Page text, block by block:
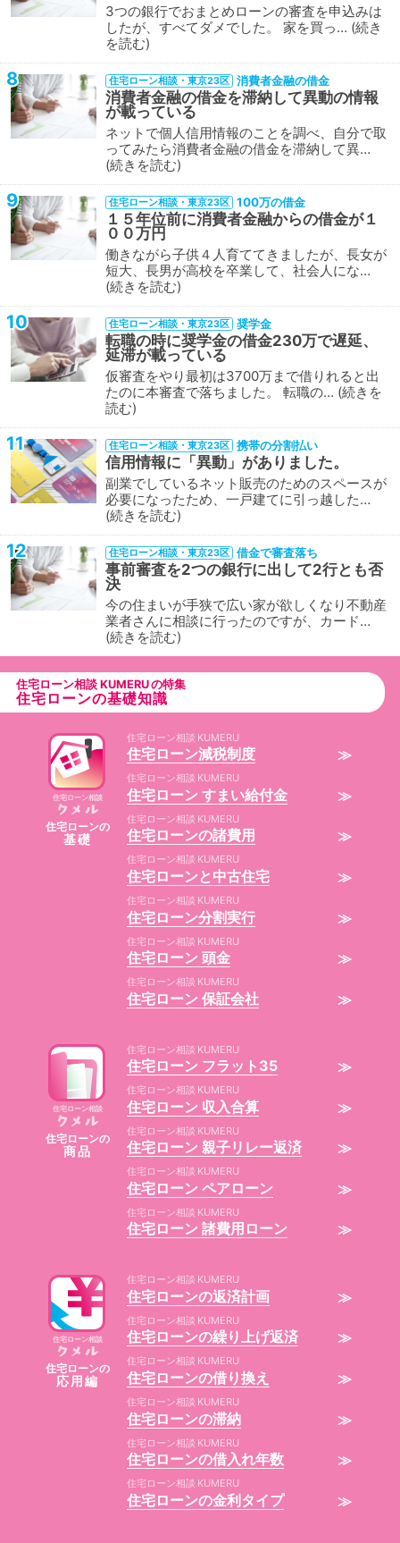
3つの銀行でおまとめローンの審査を申込みは
したが、すべてダメでした。 家を買っ… 続き
を読む
8 住宅ローン相談・東京23区 消費者金融の借金
消費者金融の借金を滞納して異動の情報
が載っている
ネットで個人信用情報のことを調べ、自分で取
ってみたら消費者金融の借金を滞納して異…
続きを読む
9 住宅ローン相談・東京23区 100万の借金
１５年位前に消費者金融からの借金が１
００万円
働きながら子供４人育ててきましたが、長女が
短大、長男が高校を卒業して、社会人にな…
続きを読む
10 住宅ローン相談・東京23区 奨学金
転職の時に奨学金の借金230万で遅延、
延滞が載っている
仮審査をやり最初は3700万まで借りれると出
たのに本審査で落ちました。 転職の… 続きを
読む
11 住宅ローン相談・東京23区 携帯の分割払い
信用情報に「異動」がありました。
副業でしているネット販売のためのスペースが
必要になったため、一戸建てに引っ越した…
続きを読む
12 住宅ローン相談・東京23区 借金で審査落ち
事前審査を2つの銀行に出して2行とも否
決
今の住まいが手狭で広い家が欲しくなり不動産
業者さんに相談に行ったのですが、カード…
続きを読む
住宅ローン相談 の特集
住宅ローンの基礎知識
住宅ローン相談
住宅ローンの
基礎
住宅ローン相談
住宅ローン減税制度
住宅ローン相談
住宅ローン すまい給付金
住宅ローン相談
住宅ローンの諸費用
住宅ローン相談
住宅ローンと中古住宅
住宅ローン相談
住宅ローン分割実行
住宅ローン相談
住宅ローン 頭金
住宅ローン相談
住宅ローン 保証会社
住宅ローン相談
住宅ローンの
商品
住宅ローン相談
住宅ローン フラット35
住宅ローン相談
住宅ローン 収入合算
住宅ローン相談
住宅ローン 親子リレー返済
住宅ローン相談
住宅ローン ペアローン
住宅ローン相談
住宅ローン 諸費用ローン
住宅ローン相談
住宅ローンの
応用編
住宅ローン相談
住宅ローンの返済計画
住宅ローン相談
住宅ローンの繰り上げ返済
住宅ローン相談
住宅ローンの借り換え
住宅ローン相談
住宅ローンの滞納
住宅ローン相談
住宅ローンの借入れ年数
住宅ローン相談
住宅ローンの金利タイプ